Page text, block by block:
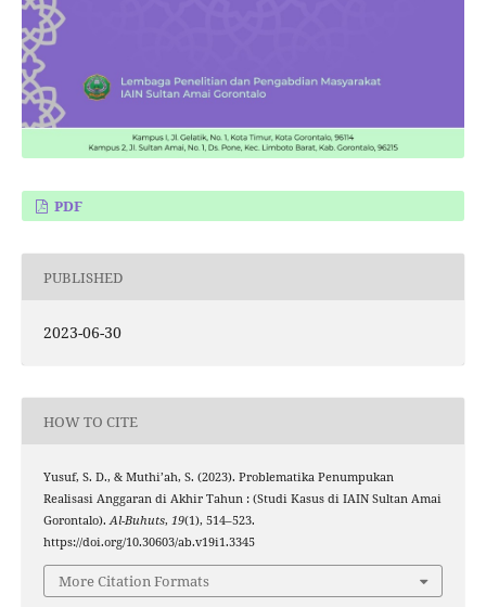
PDF
PUBLISHED
2023-06-30
HOW TO CITE
Yusuf, S. D., & Muthi’ah, S. (2023). Problematika Penumpukan
Realisasi Anggaran di Akhir Tahun : (Studi Kasus di IAIN Sultan Amai
Gorontalo).Al-Buhuts, 19(1), 514–523.
https://doi.org/10.30603/ab.v19i1.3345
More Citation Formats